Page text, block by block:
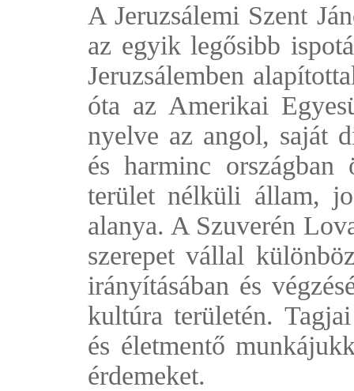
A Jeruzsálemi Szent
az egyik legősibb
Jeruzsálemben
óta az Amerikai
nyelve az angol, saját
és harminc
terület nélküli állam,
alanya. A Szuverén
szerepet vállal
irányításában és
kultúra területén.
és életmentő
érdemeket.